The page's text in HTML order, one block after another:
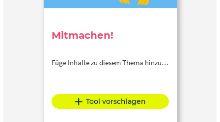
Mitmachen!
Füge Inhalte zu diesem Thema hinzu…
Tool vorschlagen